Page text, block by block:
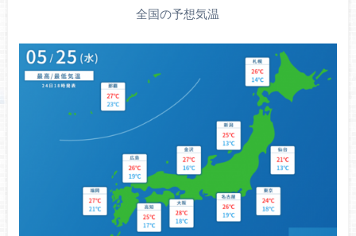
全国の予想気温